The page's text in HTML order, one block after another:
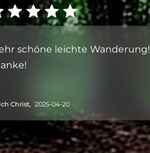
schöne leichte Wanderung!
Christ, 2025-04-20